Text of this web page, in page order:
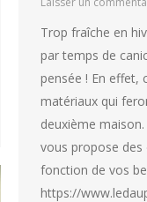
Trop fraîche en
par temps de
pensée ! En effet,
matériaux qui
deuxième
vous propose des
fonction de vos
https://